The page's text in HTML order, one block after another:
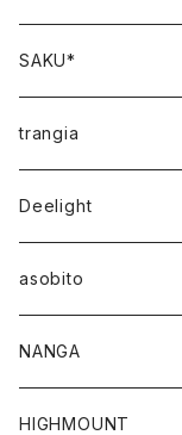
SAKU*
trangia
Deelight
asobito
NANGA
HIGHMOUNT